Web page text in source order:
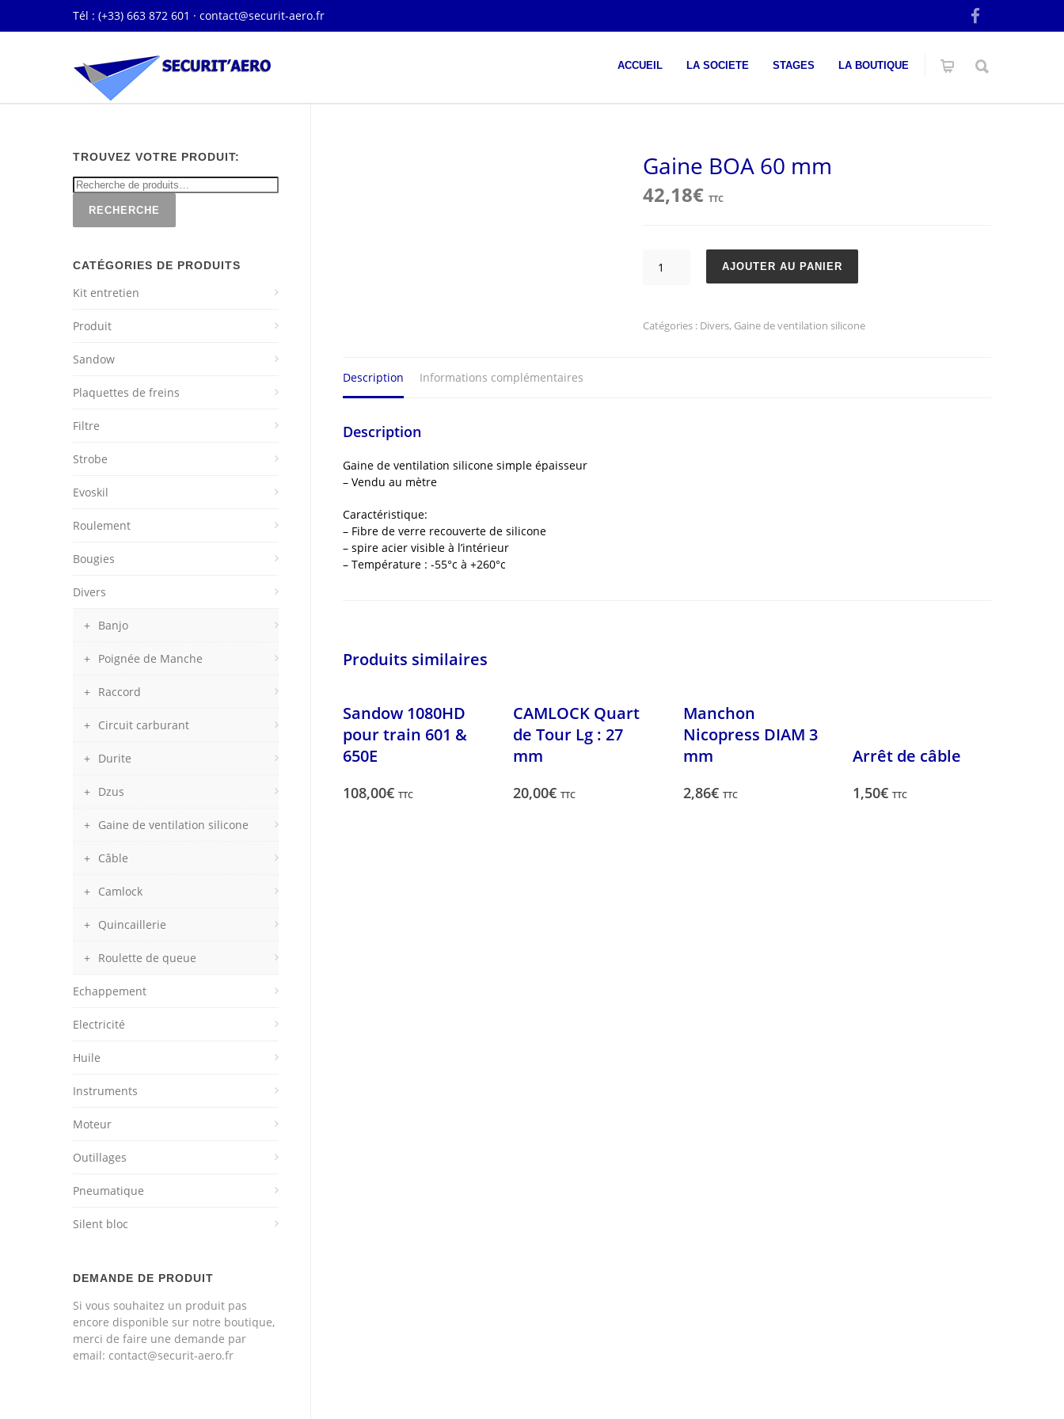
Tél : (+33) 663 872 601 · contact@securit-aero.fr
ACCUEIL LA SOCIETE STAGES LA BOUTIQUE
Gaine BOA 60 mm
42,18€ TTC
60
AJOUTER AU PANIER
Catégories : Divers, Gaine de ventilation silicone
Description Informations complémentaires
Description
Gaine de ventilation silicone simple épaisseur
– Vendu au mètre
Caractéristique:
– Fibre de verre recouverte de silicone
– spire acier visible à l’intérieur
– Température : -55°c à +260°c
Produits similaires
Sandow 1080HD
pour train 601 &
650E
108,00€ TTC
CAMLOCK Quart
de Tour Lg : 27
mm
20,00€ TTC
Manchon
Nicopress DIAM 3
mm
2,86€ TTC
Arrêt de câble
1,50€ TTC
TROUVEZ VOTRE PRODUIT:
RECHERCHE
CATÉGORIES DE PRODUITS
Kit entretien
Produit
Sandow
Plaquettes de freins
Filtre
Strobe
Evoskil
Roulement
Bougies
Divers
Banjo
Poignée de Manche
Raccord
Circuit carburant
Durite
Dzus
Gaine de ventilation silicone
Câble
Camlock
Quincaillerie
Roulette de queue
Echappement
Electricité
Huile
Instruments
Moteur
Outillages
Pneumatique
Silent bloc
DEMANDE DE PRODUIT
Si vous souhaitez un produit pas
encore disponible sur notre boutique,
merci de faire une demande par
email: contact@securit-aero.fr